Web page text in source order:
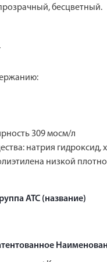
бесцветный.
309 мосм/л
натрия гидроксид,
низкой
АТС (название)